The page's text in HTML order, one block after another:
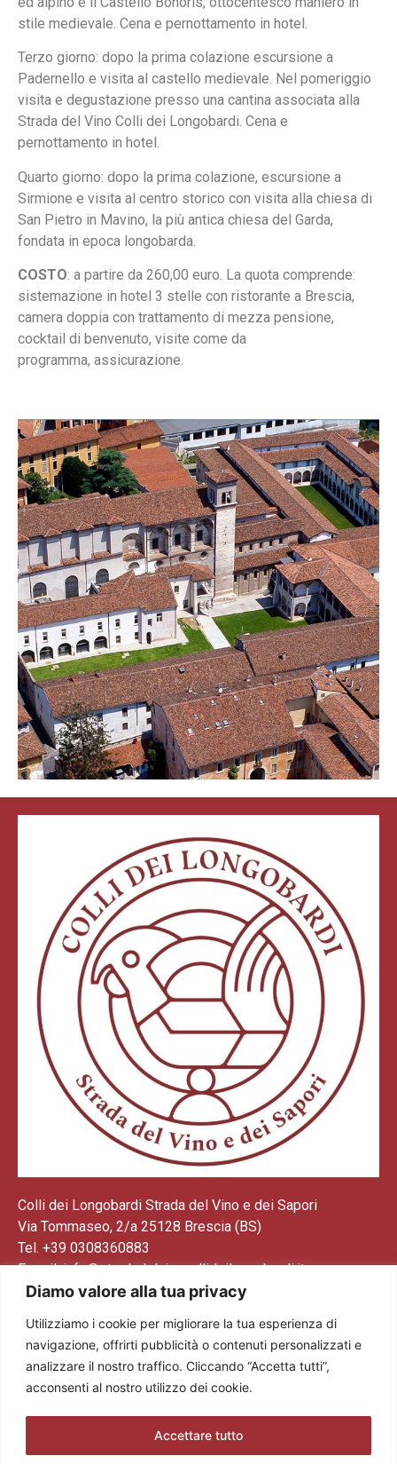
Diamo valore alla tua privacy
Utilizziamo i cookie per migliorare la tua esperienza di
navigazione, offrirti pubblicità o contenuti personalizzati e
analizzare il nostro traffico. Cliccando “Accetta tutti”,
acconsenti al nostro utilizzo dei cookie.
Accettare tutto
stile medievale. Cena e pernottamento in hotel.
Terzo giorno: dopo la prima colazione escursione a
Padernello e visita al castello medievale. Nel pomeriggio
visita e degustazione presso una cantina associata alla
Strada del Vino Colli dei Longobardi. Cena e
pernottamento in hotel.
Quarto giorno: dopo la prima colazione, escursione a
Sirmione e visita al centro storico con visita alla chiesa di
San Pietro in Mavino, la più antica chiesa del Garda,
fondata in epoca longobarda.
COSTO: a partire da 260,00 euro. La quota comprende:
sistemazione in hotel 3 stelle con ristorante a Brescia,
camera doppia con trattamento di mezza pensione,
cocktail di benvenuto, visite come da
programma, assicurazione.
Colli dei Longobardi Strada del Vino e dei Sapori
Via Tommaseo, 2/a 25128 Brescia (BS)
Tel. +39 0308360883
E-mail: info@stradadelvinocollideilongobardi.it
Pec: sdvcollideilongobardi@pec.it
Codice REA: BS521883